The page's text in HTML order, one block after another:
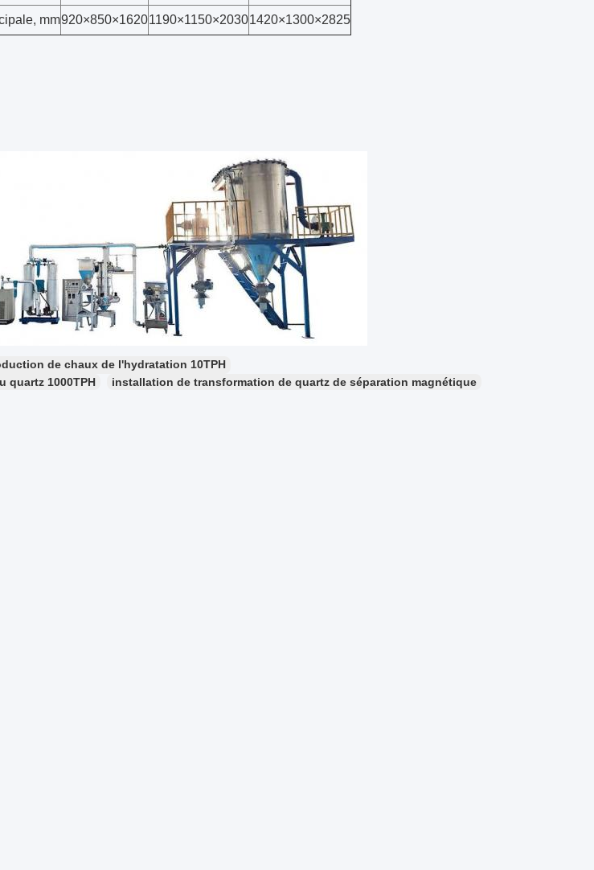
mm920×850×16201190×1150×20301420×1300×2825
de chaux de l'hydratation 10TPH
quartz 1000TPH
installation de transformation de quartz de séparation magnétique